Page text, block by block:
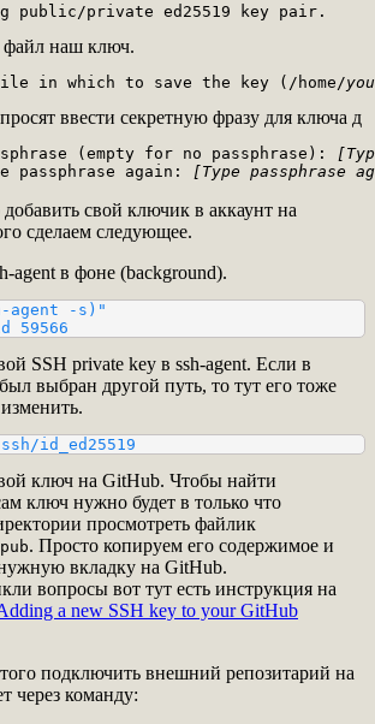
public/private ed25519 key pair.
файл наш ключ.
in which to save the key (/home/you
ввести секретную фразу для ключа д
(empty for no passphrase):
passphrase again:
[Type passphrase
свой ключик в аккаунт на
сделаем следующее.
agent в фоне (background).
agent -s)"
59566
SSH private key в ssh-agent. Если в
выбран другой путь, то тут его тоже
id_ed25519
ключ на GitHub. Чтобы найти
ключ нужно будет в только что
просмотреть файлик
. Просто копируем его содержимое и
вкладку на GitHub.
вопросы вот тут есть инструкция на
a new SSH key to your GitHub
подключить внешний репозитарий на
через команду: